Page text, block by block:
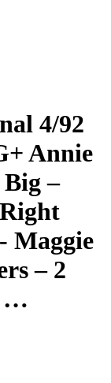
4/92
Annie
–
Maggie
– 2
…